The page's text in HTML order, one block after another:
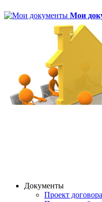
Мои
Документы
Проект